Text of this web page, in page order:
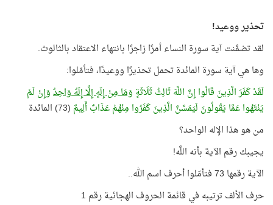
تحذير ووعيد!
لقد تضمَّنت آية سورة النساء أمرًا زاجرًا بانتهاء الاعتقاد بالثالوث.
وها هي آية سورة المائدة تحمل تحذيرًا ووعيدًا، فتأمّلوا:
لَقَدْ كَفَرَ الَّذِينَ قَالُوا إِنَّ اللَّهَ ثَالِثُ ثَلَاثَةٍ وَمَا مِنْ إِلَهٍ إِلَّا إِلَهٌ وَاحِدٌوَإِنْ لَمْ
يَنْتَهُوا عَمَّا يَقُولُونَ لَيَمَسَّنَّ الَّذِينَ كَفَرُوا مِنْهُمْ عَذَابٌ أَلِيمٌ (73) المائدة
من هو هذا الإله الواحد؟
يجيبك رقم الآية بأنه اللَّه!
الآية رقمها 73 فتأمّلوا أحرف اسم الله..
حرف الألف ترتيبه في قائمة الحروف الهجائية رقم 1